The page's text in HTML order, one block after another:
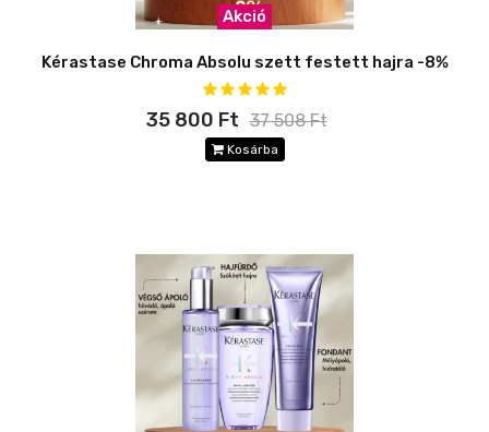
Akció
Kérastase Chroma Absolu szett festett hajra -8%
35 800 Ft 37 508 Ft
Kosárba